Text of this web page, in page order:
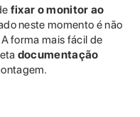
fixar o monitor ao
neste momento é não
forma mais fácil de
documentação